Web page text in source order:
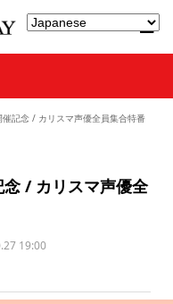
記念 / カリスマ声優全員集合特番
/ カリスマ声優全
19:00